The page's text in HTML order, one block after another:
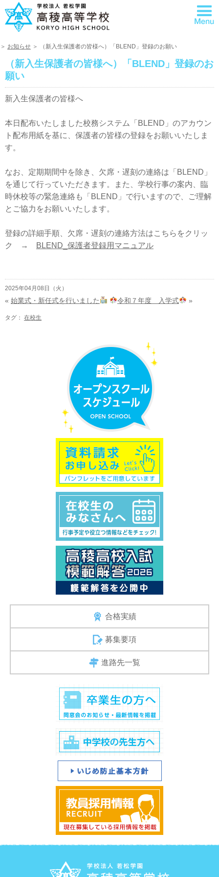
＞ お知らせ ＞ （新入生保護者の皆様へ）「BLEND」登録のお願い
（新入生保護者の皆様へ）「BLEND」登録のお
願い
新入生保護者の皆様へ
本日配布いたしました校務システム「BLEND」のアカウン
ト配布用紙を基に、保護者の皆様の登録をお願いいたしま
す。
なお、定期期間中を除き、欠席・遅刻の連絡は「BLEND」
を通じて行っていただきます。また、学校行事の案内、臨
時休校等の緊急連絡も「BLEND」で行いますので、ご理解
とご協力をお願いいたします。
登録の詳細手順、欠席・遅刻の連絡方法はこちらをクリッ
ク →
BLEND_保護者登録用マニュアル
2025年04月08日（火）
« 始業式・新任式を行いました 令和７年度 入学式 »
タグ： 在校生
合格実績
募集要項
進路先一覧